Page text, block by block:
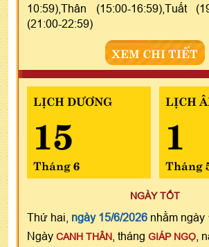
10:59),Thân (15:00-16:59),Tuất
(21:00-22:59)
XEM CHI TIẾT
LỊCH DƯƠNG
15
Tháng 6
LỊCH
1
Tháng
NGÀY TỐT
Thứ hai, ngày 15/6/2026 nhằm ngày
Ngày CANH THÂN , tháng GIÁP NGỌ ,